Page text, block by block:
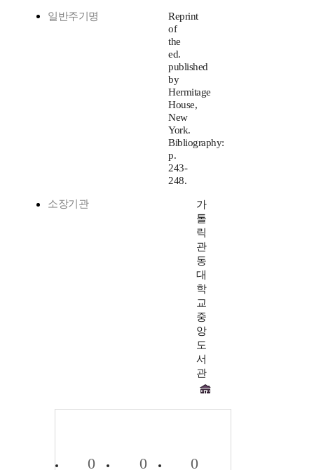
일반주기명
Reprint
of
the
ed.
published
by
Hermitage
House,
New
York.
Bibliography:
p.
243-
248.
소장기관
가
톨
릭
관
동
대
학
교
중
앙
도
서
관
0 0 0